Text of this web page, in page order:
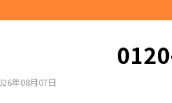
年08月07日